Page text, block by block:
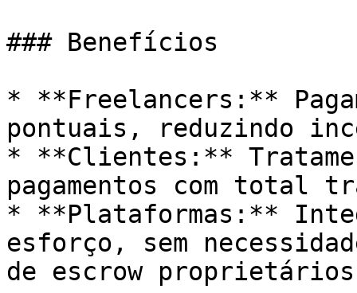
### Benefícios
* **Freelancers:**
pontuais, reduzindo
* **Clientes:**
pagamentos com total
* **Plataformas:**
esforço, sem
de escrow